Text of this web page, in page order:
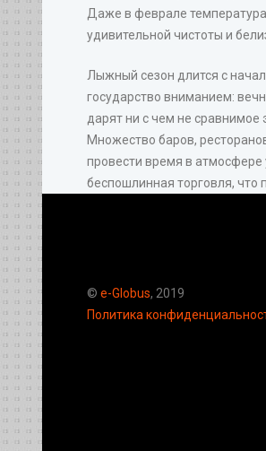
Даже в феврале температура
удивительной чистоты и
Лыжный сезон длится с
государство вниманием:
дарят ни с чем не сравнимое
Множество баров,
провести время в
беспошлинная торговля, что
© e-Globus, 2019
Политика